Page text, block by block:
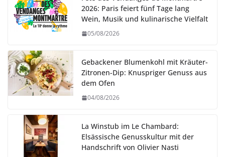
2026: Paris feiert fünf Tage lang
Wein, Musik und kulinarische Vielfalt
05/08/2026
Gebackener Blumenkohl mit Kräuter-
Zitronen-Dip: Knuspriger Genuss aus
dem Ofen
04/08/2026
La Winstub im Le Chambard:
Elsässische Genusskultur mit der
Handschrift von Olivier Nasti